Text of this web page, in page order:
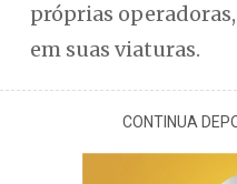
próprias
em suas viaturas.
CONTINUA